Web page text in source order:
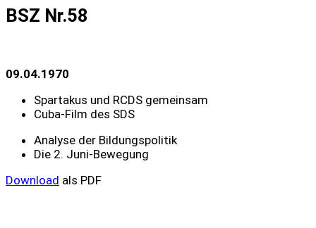
BSZ Nr.58
09.04.1970
Spartakus und RCDS gemeinsam
Cuba-Film des SDS
Analyse der Bildungspolitik
Die 2. Juni-Bewegung
Download als PDF